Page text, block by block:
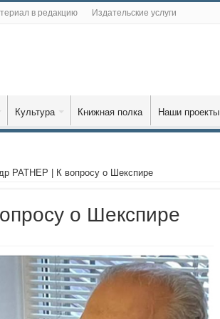
в редакцию Издательские услуги
Культура Книжная полка Наши проекты
РАТНЕР | К вопросу о Шекспире
о Шекспире